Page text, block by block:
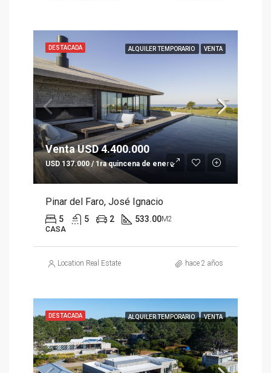
DESTACADA ALQUILER TEMPORARIO VENTA
Venta USD 4.400.000
USD 137.000 / 1ra quincena de enero
Pinar del Faro, José Ignacio
5 5 2 533.00M2
CASA
Location Real Estate hace 2 años
DESTACADA ALQUILER TEMPORARIO VENTA